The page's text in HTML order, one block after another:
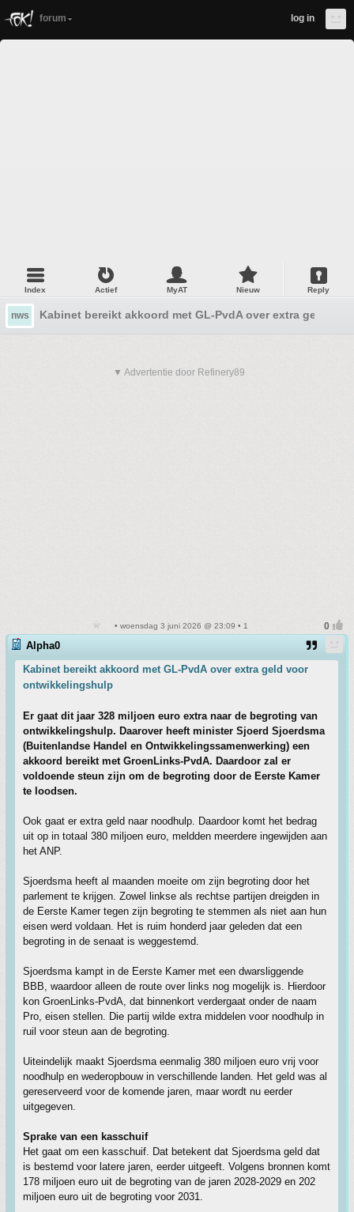
forum log in
Index Actief MyAT Nieuw Reply
nws Kabinet bereikt akkoord met GL-PvdA over extra geld
▼ Advertentie door Refinery89
• woensdag 3 juni 2026 @ 23:09 • 1
Alpha0
Kabinet bereikt akkoord met GL-PvdA over extra geld voor
ontwikkelingshulp
Er gaat dit jaar 328 miljoen euro extra naar de begroting van
ontwikkelingshulp. Daarover heeft minister Sjoerd Sjoerdsma
(Buitenlandse Handel en Ontwikkelingssamenwerking) een
akkoord bereikt met GroenLinks-PvdA. Daardoor zal er
voldoende steun zijn om de begroting door de Eerste Kamer
te loodsen.
Ook gaat er extra geld naar noodhulp. Daardoor komt het bedrag
uit op in totaal 380 miljoen euro, meldden meerdere ingewijden aan
het ANP.
Sjoerdsma heeft al maanden moeite om zijn begroting door het
parlement te krijgen. Zowel linkse als rechtse partijen dreigden in
de Eerste Kamer tegen zijn begroting te stemmen als niet aan hun
eisen werd voldaan. Het is ruim honderd jaar geleden dat een
begroting in de senaat is weggestemd.
Sjoerdsma kampt in de Eerste Kamer met een dwarsliggende
BBB, waardoor alleen de route over links nog mogelijk is. Hierdoor
kon GroenLinks-PvdA, dat binnenkort verdergaat onder de naam
Pro, eisen stellen. Die partij wilde extra middelen voor noodhulp in
ruil voor steun aan de begroting.
Uiteindelijk maakt Sjoerdsma eenmalig 380 miljoen euro vrij voor
noodhulp en wederopbouw in verschillende landen. Het geld was al
gereserveerd voor de komende jaren, maar wordt nu eerder
uitgegeven.
Sprake van een kasschuif
Het gaat om een kasschuif. Dat betekent dat Sjoerdsma geld dat
is bestemd voor latere jaren, eerder uitgeeft. Volgens bronnen komt
178 miljoen euro uit de begroting van de jaren 2028-2029 en 202
miljoen euro uit de begroting voor 2031.